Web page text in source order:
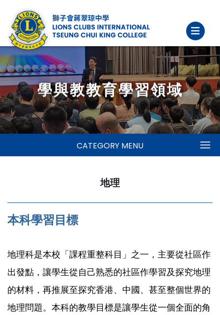
學與教教育學習領域
CATEGORY MENU
地理
本科學習目標
地理科是本校「課程重整科目」之一，主要從社區作
出發點，讓學生從自己熟悉的社區作學習及探究地理
的材料，再推展至探究香港、中國、甚至整個世界的
地理問題。本科的教學目標是讓學生從一個全面的角